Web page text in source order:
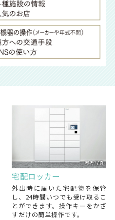
参考写真
宅配ロッカー
外出時に届いた宅配物を保管
し、24時間いつでも受け取るこ
とができます。操作キーをかざ
すだけの簡単操作です。